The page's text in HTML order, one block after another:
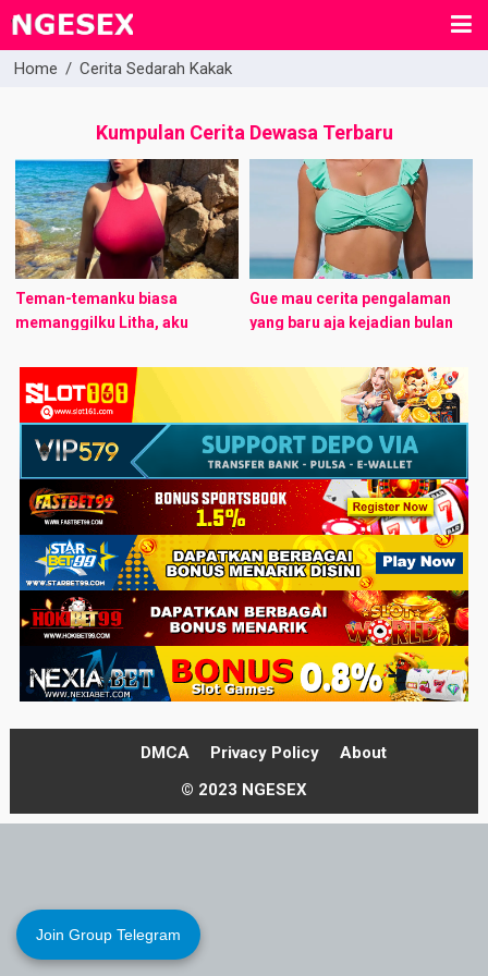
Home / Cerita Sedarah Kakak
Kumpulan Cerita Dewasa Terbaru
Teman-temanku biasa
memanggilku Litha, aku
yang masih aktif disalah satu
universitas di Bandung. Usiaku
21 tahun dan aku kelahiran asli
bandung ...
Gue mau cerita pengalaman
yang baru aja kejadian bulan
yang nyata nya emang gue
banyak bercinta! Tapi dari
semua pengalaman ...
DMCA Privacy Policy
About
© 2023 NGESEX
Join Group Telegram